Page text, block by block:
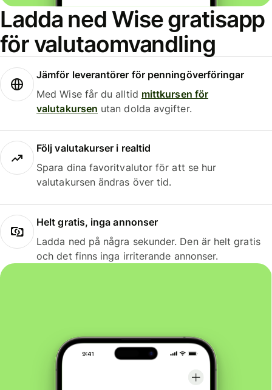
Ladda ned Wise gratisapp
för valutaomvandling
Jämför leverantörer för penningöverföringar
Med Wise får du alltid mittkursen för
valutakursen utan dolda avgifter.
Följ valutakurser i realtid
Spara dina favoritvalutor för att se hur
valutakursen ändras över tid.
Helt gratis, inga annonser
Ladda ned på några sekunder. Den är helt gratis
och det finns inga irriterande annonser.